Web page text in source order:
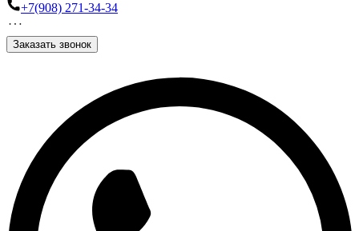
+7(908) 271-34-34
Заказать звонок